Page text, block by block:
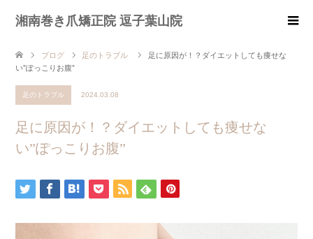
湘南巻き爪矯正院 逗子葉山院
ブログ 足のトラブル
足に原因が！？ダイエットしても痩せな
い”ぽっこりお腹”
足のトラブル 2024.03.08
足に原因が！？ダイエットしても痩せな
い”ぽっこりお腹”